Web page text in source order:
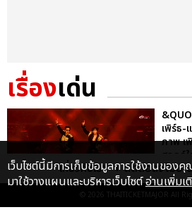
เรื่องเด่น
เพิร์ธ-
ภาพ เ
ฮอลล์ใ
เกี่ยวกับเรา ติดต่อลงโฆษ
© 2026 THAITICKETMAJOR All
เว็บไซต์นี้มีการเก็บข้อมูลการใช้งานของ
มาใช้วางแผนและบริหารเว็บไซต์อ่านเพิ่มเ